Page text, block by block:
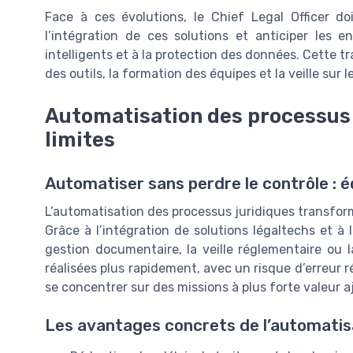
Face à ces évolutions, le Chief Legal Officer
l’intégration de ces solutions et anticiper les
intelligents et à la protection des données. Cette
des outils, la formation des équipes et la veille sur
Automatisation des
limites
Automatiser sans perdre le contrôle :
L’automatisation des processus juridiques
Grâce à l’intégration de solutions légaltechs et
gestion documentaire, la veille réglementaire
réalisées plus rapidement, avec un risque
se concentrer sur des missions à plus forte valeur
Les avantages concrets de